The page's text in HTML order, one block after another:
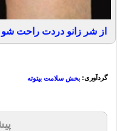
از شر زانو دردت راحت
گردآوری: بخش سلامت بیتوته